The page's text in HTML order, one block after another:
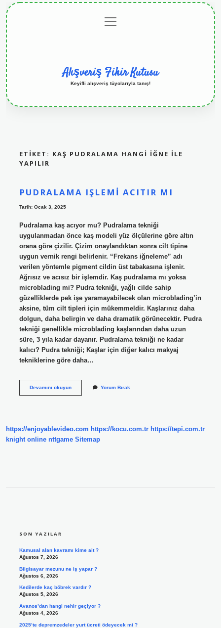
menüyü
aç
Alışveriş Fikir Kutusu
Keyifli alışveriş tüyolarıyla tanış!
ETIKET: KAŞ PUDRALAMA HANGI IĞNE ILE
YAPILIR
PUDRALAMA IŞLEMI ACITIR MI
Tarih: Ocak 3, 2025
Pudralama kaş acıyor mu? Pudralama tekniği
uygulanmadan önce kaş modeli yüz ölçülerine göre altın
orana göre çizilir. Çizim onaylandıktan sonra cilt tipine
uygun vernik rengi belirlenir. “Frekans iğneleme” adı
verilen yöntemle pigment cildin üst tabakasına işlenir.
Ağrısız ve acısız bir işlemdir. Kaş pudralama mı yoksa
microblading mi? Pudra tekniği, yağlı cilde sahip
güzelliklerde pek işe yaramayabilecek olan microblading’in
aksine, tüm cilt tipleri için mükemmeldir. Kaşlarınız daha
dolgun, daha belirgin ve daha dramatik görünecektir. Pudra
tekniği genellikle microblading kaşlarından daha uzun
süre, 3 yıla kadar dayanır. Pudralama tekniği ne kadar
kalıcı? Pudra tekniği; Kaşlar için diğer kalıcı makyaj
tekniklerine göre daha…
Devamını okuyunPudralama
Yorum Bırak
https://enjoyablevideo.com https://kocu.com.tr https://tepi.com.tr
knight online nttgame Sitemap
SON YAZILAR
Kamusal alan kavramı kime ait ?
Ağustos 7, 2026
Bilgisayar mezunu ne iş yapar ?
Ağustos 6, 2026
Kedilerde kaç böbrek vardır ?
Ağustos 5, 2026
Avanos’dan hangi nehir geçiyor ?
Ağustos 4, 2026
2025’te depremzedeler yurt ücreti ödeyecek mi ?